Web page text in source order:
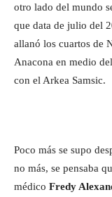
otro lado del mundo
que data de julio del
allanó los cuartos de
Anacona en medio
con el Arkea Samsic.
Poco más se supo
no más, se pensaba
médico Fredy